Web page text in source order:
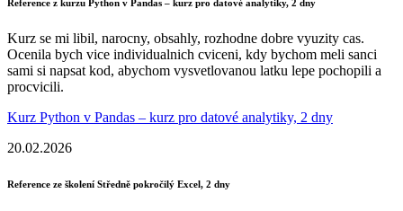
Reference z kurzu Python v Pandas – kurz pro datové analytiky, 2 dny
Kurz se mi libil, narocny, obsahly, rozhodne dobre vyuzity cas.
Ocenila bych vice individualnich cviceni, kdy bychom meli sanci
sami si napsat kod, abychom vysvetlovanou latku lepe pochopili a
procvicili.
Kurz Python v Pandas – kurz pro datové analytiky, 2 dny
20.02.2026
Reference ze školení Středně pokročilý Excel, 2 dny